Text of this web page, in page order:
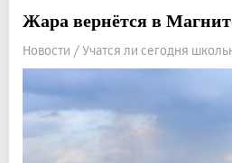
Жара вернётся в
Новости / Учатся ли сегодня